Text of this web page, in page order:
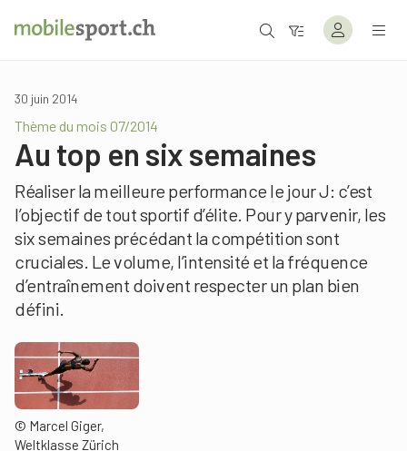
30 juin 2014
Thème du mois 07/2014
Au top en six semaines
Réaliser la meilleure performance le jour J: c’est
l’objectif de tout sportif d’élite. Pour y parvenir, les
six semaines précédant la compétition sont
cruciales. Le volume, l’intensité et la fréquence
d’entraînement doivent respecter un plan bien
défini.
© Marcel Giger,
Weltklasse Zürich